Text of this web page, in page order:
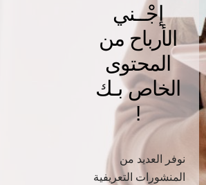
إجْــني
الأرباح من
المحتوى
الخاص بـك
نوفر العديد من
المنشورات التعريفية